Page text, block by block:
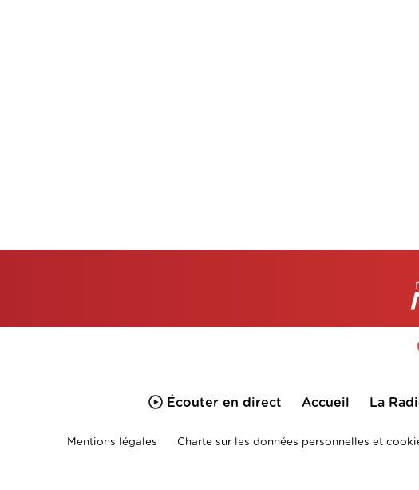
Écouter en direct Accueil La
Mentions légales Charte sur les données personnelles et